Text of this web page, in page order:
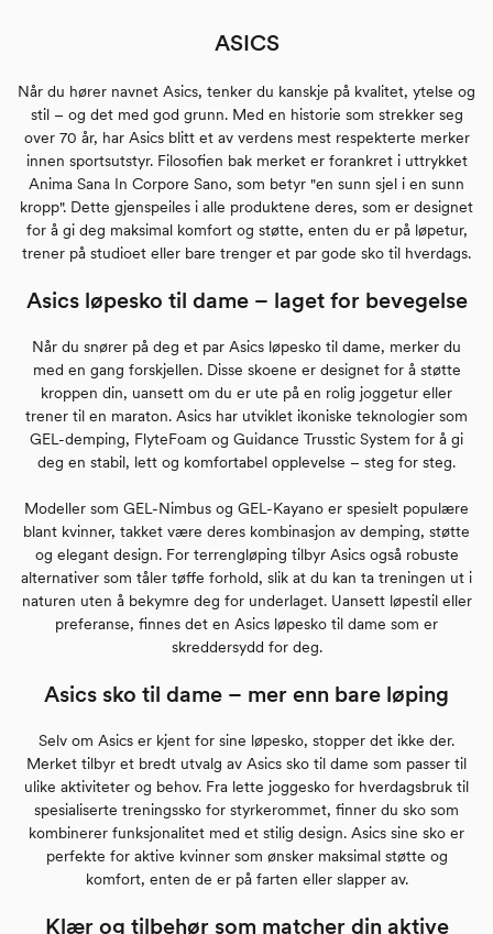
ASICS
Når du hører navnet Asics, tenker du kanskje på kvalitet, ytelse og
stil – og det med god grunn. Med en historie som strekker seg
over 70 år, har Asics blitt et av verdens mest respekterte merker
innen sportsutstyr. Filosofien bak merket er forankret i uttrykket
Anima Sana In Corpore Sano, som betyr "en sunn sjel i en sunn
kropp". Dette gjenspeiles i alle produktene deres, som er designet
for å gi deg maksimal komfort og støtte, enten du er på løpetur,
trener på studioet eller bare trenger et par gode sko til hverdags.
Asics løpesko til dame – laget for bevegelse
Når du snører på deg et par Asics løpesko til dame, merker du
med en gang forskjellen. Disse skoene er designet for å støtte
kroppen din, uansett om du er ute på en rolig joggetur eller
trener til en maraton. Asics har utviklet ikoniske teknologier som
GEL-demping, FlyteFoam og Guidance Trusstic System for å gi
deg en stabil, lett og komfortabel opplevelse – steg for steg.
Modeller som GEL-Nimbus og GEL-Kayano er spesielt populære
blant kvinner, takket være deres kombinasjon av demping, støtte
og elegant design. For terrengløping tilbyr Asics også robuste
alternativer som tåler tøffe forhold, slik at du kan ta treningen ut i
naturen uten å bekymre deg for underlaget. Uansett løpestil eller
preferanse, finnes det en Asics løpesko til dame som er
skreddersydd for deg.
Asics sko til dame – mer enn bare løping
Selv om Asics er kjent for sine løpesko, stopper det ikke der.
Merket tilbyr et bredt utvalg av Asics sko til dame som passer til
ulike aktiviteter og behov. Fra lette joggesko for hverdagsbruk til
spesialiserte treningssko for styrkerommet, finner du sko som
kombinerer funksjonalitet med et stilig design. Asics sine sko er
perfekte for aktive kvinner som ønsker maksimal støtte og
komfort, enten de er på farten eller slapper av.
Klær og tilbehør som matcher din aktive